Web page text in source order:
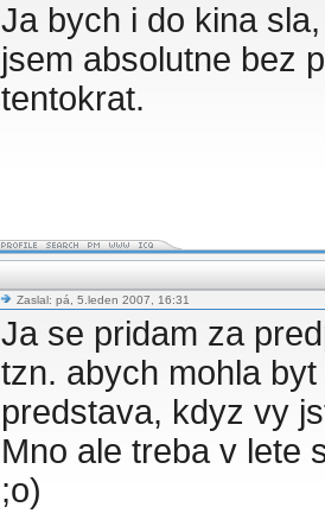
Ja bych i do kina
jsem absolutne bez
tentokrat.
Zaslal: pá, 5.leden 2007, 16:31
Ja se pridam za
tzn. abych mohla
predstava, kdyz vy
Mno ale treba v lete
;o)